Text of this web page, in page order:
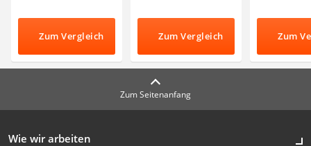
Zum Vergleich Zum Vergleich Zum
Zum Seitenanfang
Wie wir arbeiten